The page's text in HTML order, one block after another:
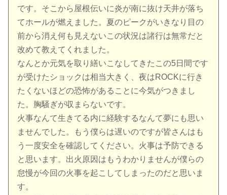
です。そこから屋根伝いに炎が南に抜け天井が落ち
てホールが燃えました。夏のピークがいきなり目の
前から消え何も見えないこの状況は諸行は無常だと
改めて教えてくれました。
なんとか元気を取り繕いこなしてきたこの5日間です
が受けたショックは相当大きく、夜はROCKに行き
たくないほどの恐怖があることに今気がつきまし
た。胸騒ぎが収まらないです。
火事なんて生きてる内に経験するなんて夢にも思い
ませんでした。もう僕らは遅いのですが皆さんはも
う一度安全を確認してください。火事は予防できる
と思います。出火原因はもうわかりませんが僕らの
怠慢が今回の火事を起こしてしまったのだと思いま
す。